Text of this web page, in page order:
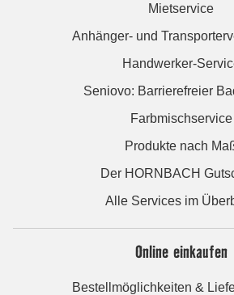
Mietservice
Anhänger- und
Handwerker-
Seniovo: Barrierefreier
Farbmischservice
Produkte nach
Der HORNBACH
Alle Services im
Online einkaufen
Bestellmöglichkeiten &